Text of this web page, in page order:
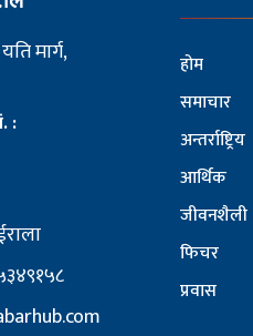
मार्ग,
:
होम
समाचार
अन्तर्राष्ट्रिय
आर्थिक
जीवनशैली
फिचर
प्रवास